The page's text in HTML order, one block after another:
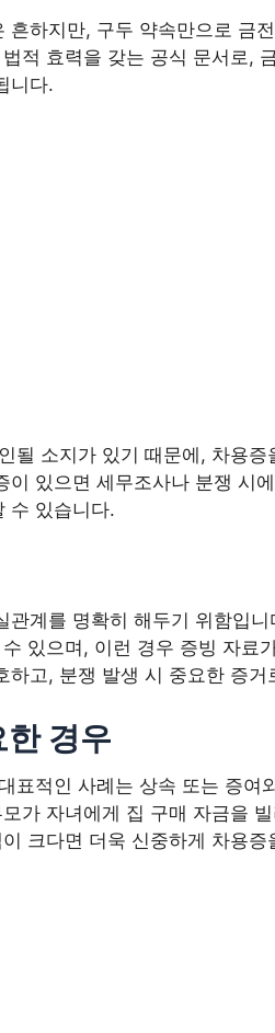
하지만, 구두 약속만으로 금
적 효력을 갖는 공식 문서로,
니다.
될 소지가 있기 때문에, 차용증
있으면 세무조사나 분쟁 시
수 있습니다.
계를 명확히 해두기 위함입
있으며, 이런 경우 증빙 자료
고, 분쟁 발생 시 중요한 증거
경우
표적인 사례는 상속 또는 증여
가 자녀에게 집 구매 자금을
크다면 더욱 신중하게 차용